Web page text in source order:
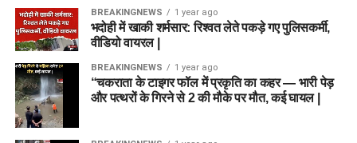
BREAKINGNEWS 1 year ago
भदोही में खाकी शर्मसार: रिश्वत लेते पकड़े गए पुलिसकर्मी,
वीडियो वायरल |
BREAKINGNEWS 1 year ago
“चकराता के टाइगर फॉल में प्रकृति का कहर — भारी पेड़
और पत्थरों के गिरने से 2 की मौके पर मौत, कई घायल |